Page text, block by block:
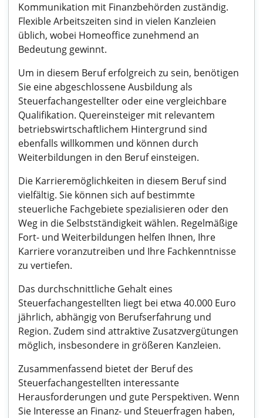
Kommunikation mit Finanzbehörden zuständig.
Flexible Arbeitszeiten sind in vielen Kanzleien
üblich, wobei Homeoffice zunehmend an
Bedeutung gewinnt.
Um in diesem Beruf erfolgreich zu sein, benötigen
Sie eine abgeschlossene Ausbildung als
Steuerfachangestellter oder eine vergleichbare
Qualifikation. Quereinsteiger mit relevantem
betriebswirtschaftlichem Hintergrund sind
ebenfalls willkommen und können durch
Weiterbildungen in den Beruf einsteigen.
Die Karrieremöglichkeiten in diesem Beruf sind
vielfältig. Sie können sich auf bestimmte
steuerliche Fachgebiete spezialisieren oder den
Weg in die Selbstständigkeit wählen. Regelmäßige
Fort- und Weiterbildungen helfen Ihnen, Ihre
Karriere voranzutreiben und Ihre Fachkenntnisse
zu vertiefen.
Das durchschnittliche Gehalt eines
Steuerfachangestellten liegt bei etwa 40.000 Euro
jährlich, abhängig von Berufserfahrung und
Region. Zudem sind attraktive Zusatzvergütungen
möglich, insbesondere in größeren Kanzleien.
Zusammenfassend bietet der Beruf des
Steuerfachangestellten interessante
Herausforderungen und gute Perspektiven. Wenn
Sie Interesse an Finanz- und Steuerfragen haben,